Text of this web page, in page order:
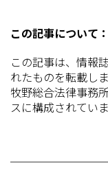
この記事について：
この記事は、情報
れたものを転載しま
牧野総合法律事務
スに構成されていま